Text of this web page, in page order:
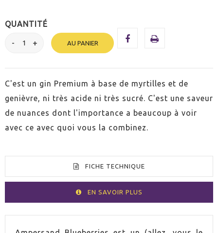
QUANTITÉ
AU PANIER
C'est un gin Premium à base de myrtilles et de
genièvre, ni très acide ni très sucré. C'est une saveur
de nuances dont l'importance a beaucoup à voir
avec ce avec quoi vous la combinez.
FICHE TECHNIQUE
EN SAVOIR PLUS
VOLUMEN